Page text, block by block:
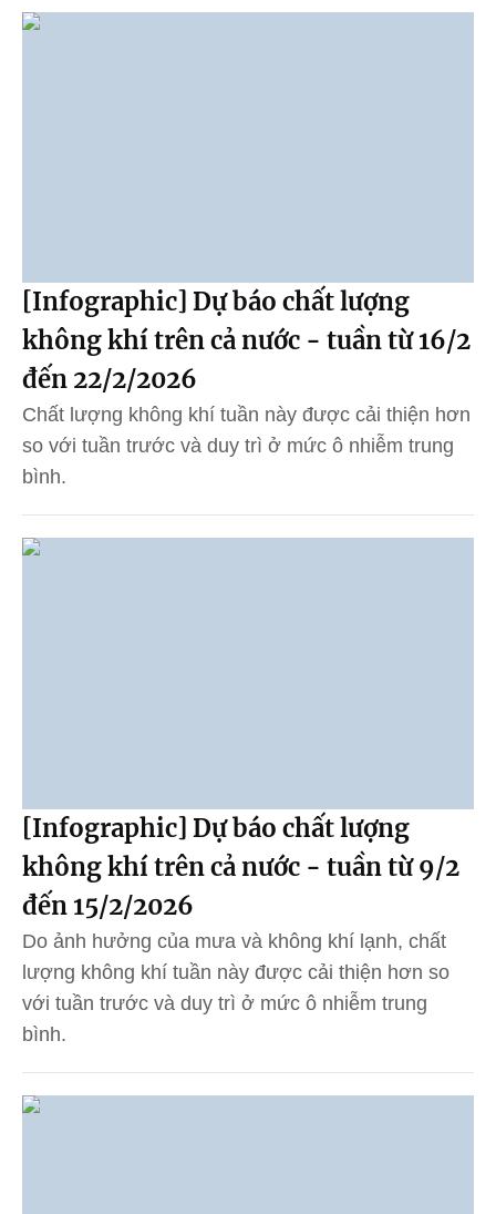
[Infographic] Dự báo chất lượng
không khí trên cả nước - tuần từ 16/2
đến 22/2/2026
Chất lượng không khí tuần này được cải thiện hơn
so với tuần trước và duy trì ở mức ô nhiễm trung
bình.
[Infographic] Dự báo chất lượng
không khí trên cả nước - tuần từ 9/2
đến 15/2/2026
Do ảnh hưởng của mưa và không khí lạnh, chất
lượng không khí tuần này được cải thiện hơn so
với tuần trước và duy trì ở mức ô nhiễm trung
bình.